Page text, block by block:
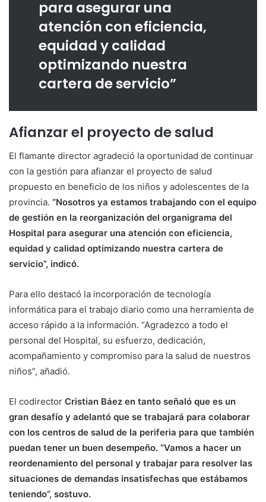
para asegurar una
atención con eficiencia,
equidad y calidad
optimizando nuestra
cartera de servicio”
Afianzar el proyecto de salud
El flamante director agradeció la oportunidad de continuar
con la gestión para afianzar el proyecto de salud
propuesto en beneficio de los niños y adolescentes de la
provincia. “Nosotros ya estamos trabajando con el equipo
de gestión en la reorganización del organigrama del
Hospital para asegurar una atención con eficiencia,
equidad y calidad optimizando nuestra cartera de
servicio”, indicó.
Para ello destacó la incorporación de tecnología
informática para el trabajo diario como una herramienta de
acceso rápido a la información. “Agradezco a todo el
personal del Hospital, su esfuerzo, dedicación,
acompañamiento y compromiso para la salud de nuestros
niños”, añadió.
El codirector Cristian Báez en tanto señaló que es un
gran desafío y adelantó que se trabajará para colaborar
con los centros de salud de la periferia para que también
puedan tener un buen desempeño. “Vamos a hacer un
reordenamiento del personal y trabajar para resolver las
situaciones de demandas insatisfechas que estábamos
teniendo”, sostuvo.